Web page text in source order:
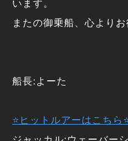
います。
またの御乗船、心よりお
船長:よーた
⭐ヒットルアーはこちら